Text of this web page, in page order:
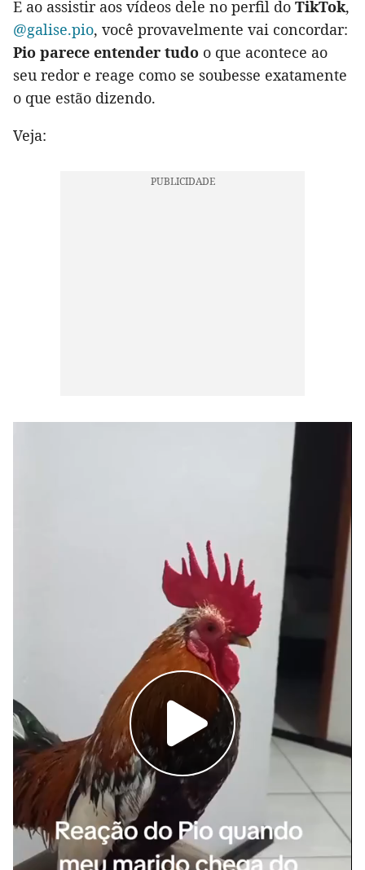
E ao assistir aos vídeos dele no perfil do TikTok,
@galise.pio, você provavelmente vai concordar:
Pio parece entender tudo o que acontece ao
seu redor e reage como se soubesse exatamente
o que estão dizendo.
Veja: